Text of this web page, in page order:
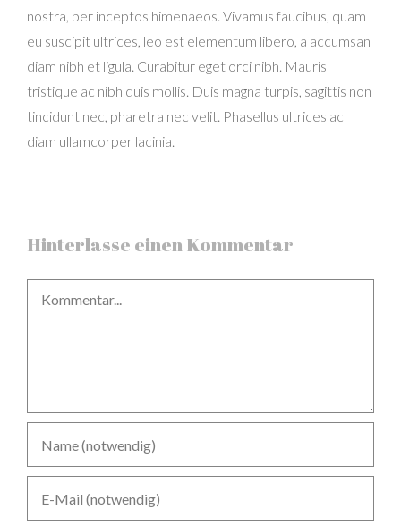
nostra, per inceptos himenaeos. Vivamus faucibus, quam
eu suscipit ultrices, leo est elementum libero, a accumsan
diam nibh et ligula. Curabitur eget orci nibh. Mauris
tristique ac nibh quis mollis. Duis magna turpis, sagittis non
tincidunt nec, pharetra nec velit. Phasellus ultrices ac
diam ullamcorper lacinia.
Hinterlasse einen Kommentar
Kommentar